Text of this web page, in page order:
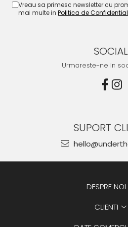
Vreau sa primesc newsletter cu
mai multe in Politica de
SOCIAL
Urmareste-ne in
SUPORT
DESPRE NOI
CLIENTI